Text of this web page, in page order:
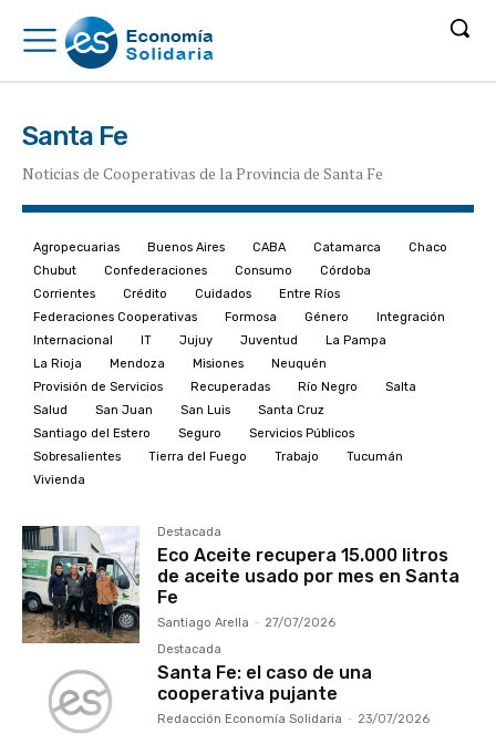
Santa Fe
Noticias de Cooperativas de la Provincia de Santa Fe
Agropecuarias Buenos Aires CABA Catamarca
Chaco
Chubut
Confederaciones Consumo
Córdoba
Corrientes
Crédito Cuidados
Entre Ríos
Federaciones Cooperativas
Formosa Género
Integración
Internacional
IT Jujuy Juventud
La Pampa
La Rioja
Mendoza Misiones
Neuquén
Provisión de Servicios
Recuperadas Río Negro
Salta
Salud
San Juan San Luis
Santa Cruz
Santiago del Estero
Seguro
Servicios Públicos
Sobresalientes
Tierra del Fuego Trabajo
Tucumán
Vivienda
Destacada
Eco Aceite recupera 15.000 litros
de aceite usado por mes en Santa
Fe
Santiago Arella - 27/07/2026
Destacada
Santa Fe: el caso de una
cooperativa pujante
Redacción Economía Solidaria - 23/07/2026